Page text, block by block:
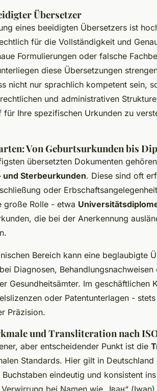
Übersetzer
eines beeidigten Übersetzers ist
für die Vollständigkeit und
Formulierungen oder falsche
diese Übersetzungen
nicht nur sprachlich kompetent sein,
und administrativen
für Ihre spezifischen Urkunden zu
Von Geburtsurkunden bis
übersetzten Dokumenten
und Sterbeurkunden. Diese sind oft
oder
große Rolle - etwa
die bei der Anerkennung
Bereich kann eine beglaubigte
Diagnosen,
Gesundheitsämter. Im geschäftlichen
oder Patentunterlagen -
Präzision.
und Transliteration nach
aber entscheidender Punkt ist die
Standards. Hier gilt in Deutschland
eindeutig und konsistent